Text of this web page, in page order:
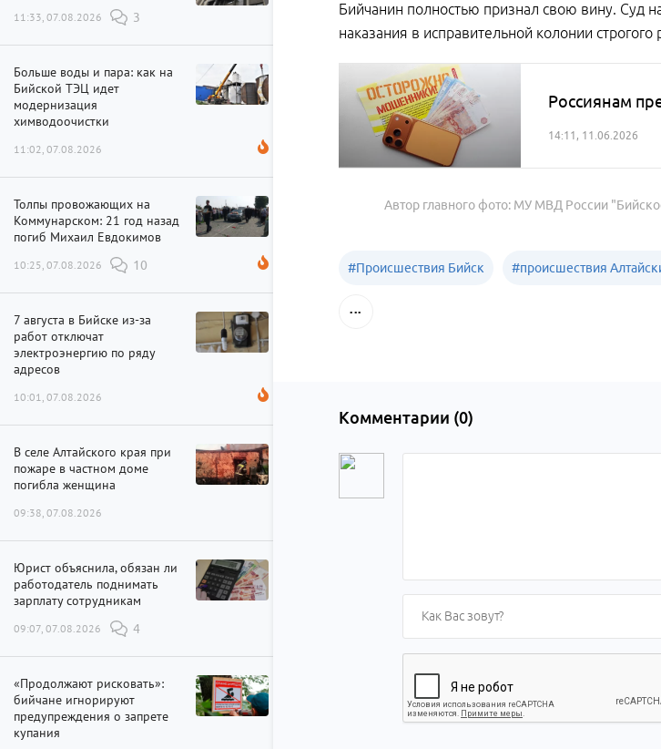
11:33, 07.08.2026 3
Больше воды и пара: как на
Бийской ТЭЦ идет
модернизация
химводоочистки
11:02, 07.08.2026
Толпы провожающих на
Коммунарском: 21 год назад
погиб Михаил Евдокимов
10:25, 07.08.2026 10
7 августа в Бийске из-за
работ отключат
электроэнергию по ряду
адресов
10:01, 07.08.2026
В селе Алтайского края при
пожаре в частном доме
погибла женщина
09:38, 07.08.2026
Юрист объяснила, обязан ли
работодатель поднимать
зарплату сотрудникам
09:07, 07.08.2026 4
«Продолжают рисковать»:
бийчане игнорируют
предупреждения о запрете
купания
Бийчанин полностью признал свою вину. Суд
наказания в исправительной колонии
Россиянам
14:11, 11.06.2026
Автор главного фото: МУ МВД России
#Происшествия Бийск #происшествия
Комментарии (0)